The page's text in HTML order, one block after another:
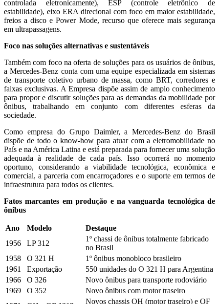
controlada eletronicamente), ESP (controle eletrônico de
estabilidade), eixo ERA direcional com foco em maior estabilidade,
freios a disco e Power Mode, recurso que oferece mais segurança
em ultrapassagens.
Foco nas soluções alternativas e sustentáveis
Também com foco na oferta de soluções para os usuários de ônibus,
a Mercedes-Benz conta com uma equipe especializada em sistemas
de transporte coletivo urbano de massa, como BRT, corredores e
faixas exclusivas. A Empresa dispõe assim de amplo conhecimento
para propor e discutir soluções para as demandas da mobilidade por
ônibus, trabalhando em conjunto com diferentes esferas da
sociedade.
Como empresa do Grupo Daimler, a Mercedes-Benz do Brasil
dispõe de todo o know-how para atuar com a eletromobilidade no
País e na América Latina e está preparada para fornecer uma solução
adequada à realidade de cada país. Isso ocorrerá no momento
oportuno, considerando a viabilidade tecnológica, econômica e
comercial, a parceria com encarroçadores e o suporte em termos de
infraestrutura para todos os clientes.
Fatos marcantes em produção e na vanguarda tecnológica de
ônibus
Ano Modelo
Destaque
1956
LP 312
1º chassi de ônibus totalmente fabricado
no Brasil
1958
O 321 H
1º ônibus monobloco brasileiro
1961
Exportação
550 unidades do O 321 H para Argentina
1966
O 326
Novo ônibus para transporte rodoviário
1969
O 352
Novo ônibus com motor traseiro
Novos chassis OH (motor traseiro) e OF